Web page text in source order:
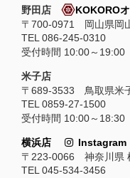
野田店
KOKORO
〒700-0971 岡山県岡
TEL 086-245-0310
受付時間 10:00～19:00
米子店
〒689-3533 鳥取県米
TEL 0859-27-1500
受付時間 10:00～18:30
横浜店
Instagram
〒223-0066 神奈川県
TEL 045-534-3456